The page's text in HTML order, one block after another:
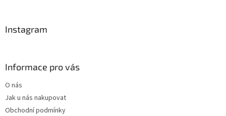
Instagram
Informace pro vás
O nás
Jak u nás nakupovat
Obchodní podmínky